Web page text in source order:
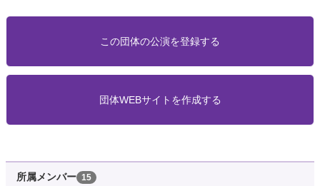
この団体の公演を登録する
団体WEBサイトを作成する
所属メンバー 15